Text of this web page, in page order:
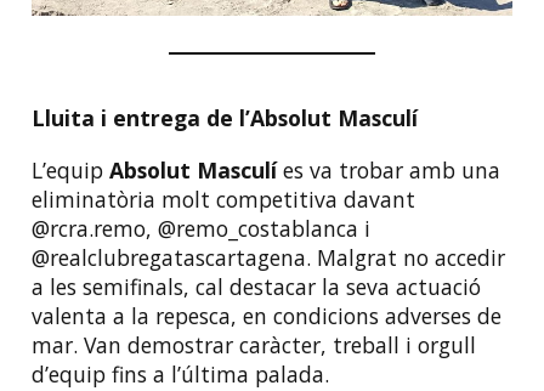
Lluita i entrega de l’Absolut Masculí
L’equipAbsolut Masculíes va trobar amb una
eliminatòria molt competitiva davant
@rcra.remo, @remo_costablanca i
@realclubregatascartagena. Malgrat no accedir
a les semifinals, cal destacar la seva actuació
valenta a la repesca, en condicions adverses de
mar. Van demostrar caràcter, treball i orgull
d’equip fins a l’última palada.